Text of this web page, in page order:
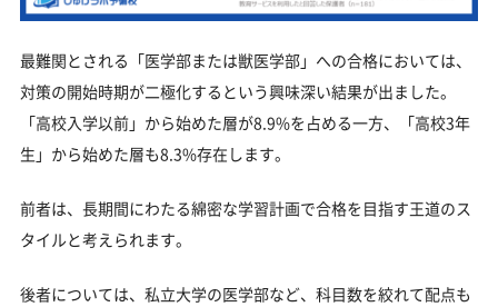
最難関とされる「医学部または獣医学部」への合格においては、
対策の開始時期が二極化するという興味深い結果が出ました。
「高校入学以前」から始めた層が8.9%を占める一方、「高校3年
生」から始めた層も8.3%存在します。
前者は、長期間にわたる綿密な学習計画で合格を目指す王道のス
タイルと考えられます。
後者については、私立大学の医学部など、科目数を絞れて配点も